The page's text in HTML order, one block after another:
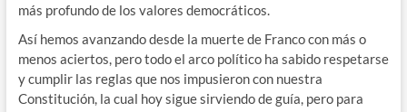
más profundo de los valores democráticos.
Así hemos avanzando desde la muerte de Franco con más o
menos aciertos, pero todo el arco político ha sabido respetarse
y cumplir las reglas que nos impusieron con nuestra
Constitución, la cual hoy sigue sirviendo de guía, pero para